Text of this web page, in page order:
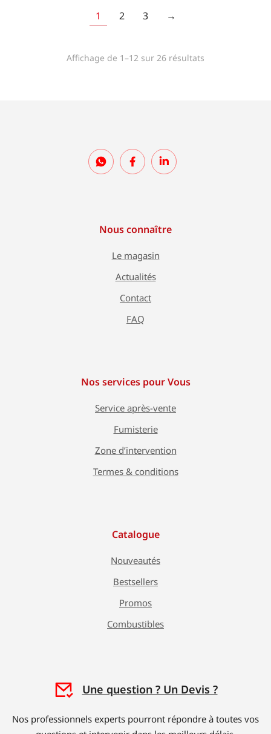
1 2 3 →
Affichage de 1–12 sur 26 résultats
Nous connaître
Le magasin
Actualités
Contact
FAQ
Nos services pour Vous
Service après-vente
Fumisterie
Zone d’intervention
Termes & conditions
Catalogue
Nouveautés
Bestsellers
Promos
Combustibles
Une question ? Un Devis ?
Nos professionnels experts pourront répondre à toutes vos